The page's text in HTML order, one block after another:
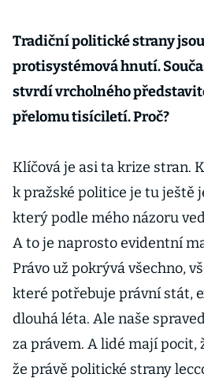
Tradiční politické strany
protisystémová hnutí.
stvrdí vrcholného
přelomu tisíciletí. Proč?
Klíčová je asi ta krize stran.
k pražské politice je tu ještě
který podle mého názoru
A to je naprosto evidentní
Právo už pokrývá všechno,
které potřebuje právní stát,
dlouhá léta. Ale naše
za právem. A lidé mají pocit,
že právě politické strany